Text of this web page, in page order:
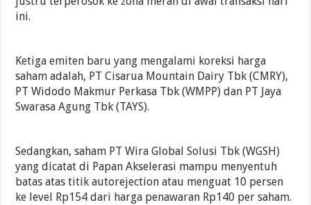
ini.
Ketiga emiten baru yang mengalami koreksi harga
saham adalah, PT Cisarua Mountain Dairy Tbk (CMRY),
PT Widodo Makmur Perkasa Tbk (WMPP) dan PT Jaya
Swarasa Agung Tbk (TAYS).
Sedangkan, saham PT Wira Global Solusi Tbk (WGSH)
yang dicatat di Papan Akselerasi mampu menyentuh
batas atas titik autorejection atau menguat 10 persen
ke level Rp154 dari harga penawaran Rp140 per saham.